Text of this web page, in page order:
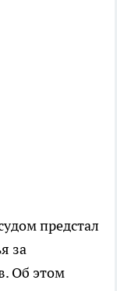
предстал
за
Об этом